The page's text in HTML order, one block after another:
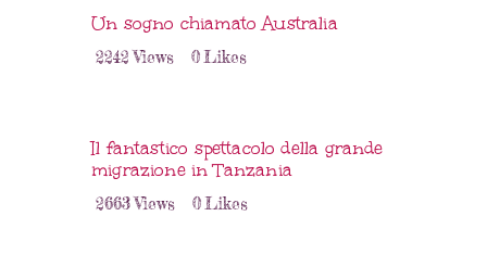
Un sogno chiamato Australia
2242 Views 0Likes
Il fantastico spettacolo della grande
migrazione in Tanzania
2663Views 0Likes